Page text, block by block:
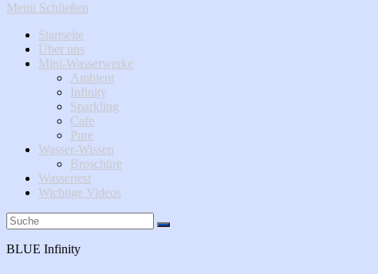
Menü Schließen
Startseite
Über uns
Mini-Wasserwerke
Ambient
Infinity
Sparkling
Cafe
Pure
Wasser-Wissen
Broschüre
Wassertest
Wichtige Videos
BLUE Infinity